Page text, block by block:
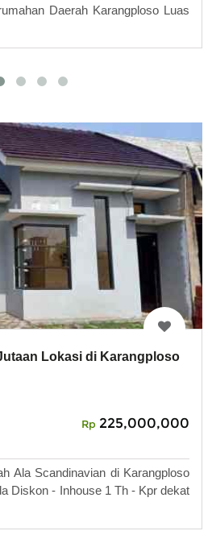
Daerah Karangploso Luas
Lokasi di Karangploso
Rp 225,000,000
Ala Scandinavian di Karangploso
Diskon - Inhouse 1 Th - Kpr dekat